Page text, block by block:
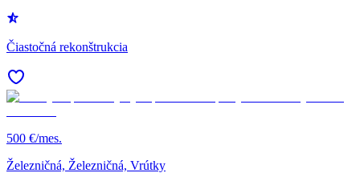
Čiastočná rekonštrukcia
500 €/mes.
Železničná, Železničná, Vrútky